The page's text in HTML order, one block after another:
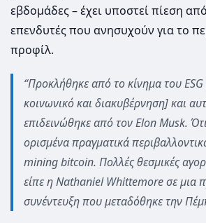
εβδομάδες – έχει υποστεί πίεση
επενδυτές που ανησυχούν για το
προφίλ.
“Προκλήθηκε από το κίνημα του
κοινωνικό και διακυβέρνηση] και
επιδεινώθηκε από τον Elon Musk.
ορισμένα πραγματικά
mining bitcoin. Πολλές θεσμικές
είπε η Nathaniel Whittemore σε μια
συνέντευξη που μεταδόθηκε την